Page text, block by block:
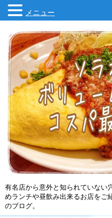
有名店から意外と知られていない
めランチや昼飲み出来るお店をご
のブログ。
メニュー